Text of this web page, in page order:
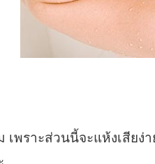
พราะส่วนนี้จะแห้งเสีย